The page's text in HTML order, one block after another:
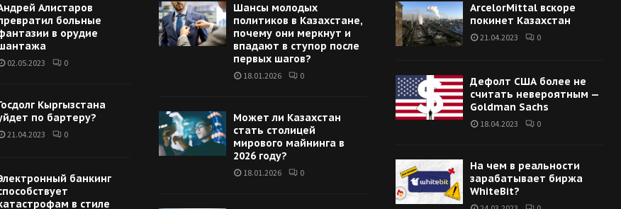
Алистаров
больные
в орудие
02.05.2023 0
Кыргызстана
по бартеру?
21.04.2023 0
банкинг
в стиле
Шансы молодых
политиков в Казахстане,
почему они меркнут и
впадают в ступор после
первых шагов?
18.01.2026 0
Может ли Казахстан
стать столицей
мирового майнинга в
2026 году?
18.01.2026 0
ArcelorMittal вскоре
покинет Казахстан
21.04.2023 0
Дефолт США более не
считать невероятным —
Goldman Sachs
18.04.2023 0
На чем в реальности
зарабатывает биржа
WhiteBit?